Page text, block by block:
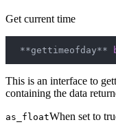
Get current time
**gettimeofday**
This is an interface to
containing the data
as_floatWhen set to